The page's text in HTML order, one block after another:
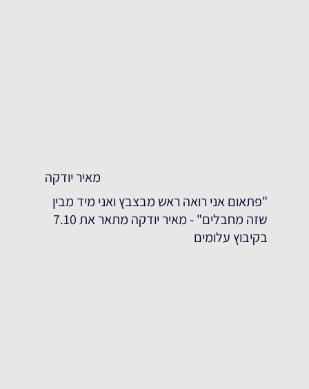
מאיר יודקה
"פתאום אני רואה ראש מבצבץ ואני מיד מבין
שזה מחבלים" - מאיר יודקה מתאר את 7.10
בקיבוץ עלומים